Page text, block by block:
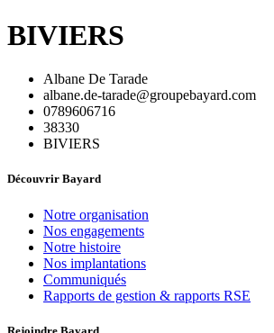
BIVIERS
Albane De Tarade
albane.de-tarade@groupebayard.com
0789606716
38330
BIVIERS
Découvrir Bayard
Notre organisation
Nos engagements
Notre histoire
Nos implantations
Communiqués
Rapports de gestion & rapports RSE